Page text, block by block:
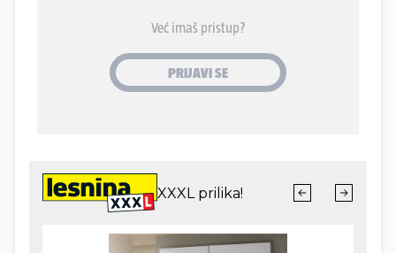
u detaljima poprilično razlikuje, preuzeta je iz
romana "Milijunaš s ulice" indijskog pisca i
Vikasa Swarupa. Za razliku od filma,
zagrebačka nakladnička kuća Znanje, a Swarup je
tim povodom bio gostovao na zagrebačkom
rasporedu pronašao prostora za razgovor s